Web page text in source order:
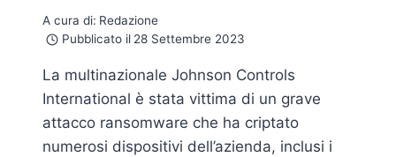
A cura di: Redazione
Pubblicato il 28 Settembre 2023
La multinazionale Johnson Controls
International è stata vittima di un grave
attacco ransomware che ha criptato
numerosi dispositivi dell’azienda, inclusi i